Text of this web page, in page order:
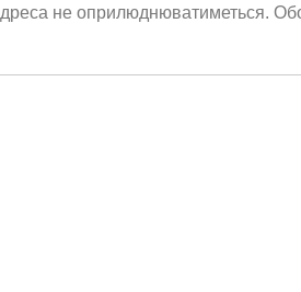
не оприлюднюватиметься.